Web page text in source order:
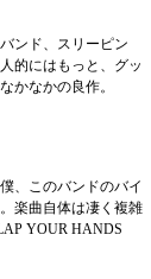
ンド、スリーピン
的にはもっと、グッ
かなかの良作。
、このバンドのバイ
楽曲自体は凄く複雑
YOUR HANDS